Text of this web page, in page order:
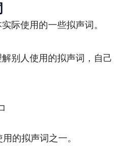
际使用的一些拟声词。
别人使用的拟声词，自己
的拟声词之一。